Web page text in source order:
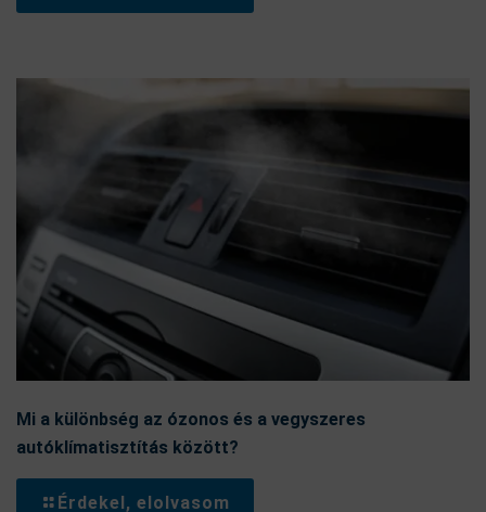
Mi a különbség az ózonos és a vegyszeres
autóklímatisztítás között?
Érdekel, elolvasom